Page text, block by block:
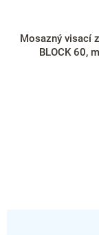
Mosazný visací
BLOCK 60,